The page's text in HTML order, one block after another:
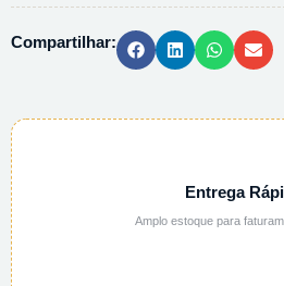
-Compartilhar:
Entrega
Amplo estoque para